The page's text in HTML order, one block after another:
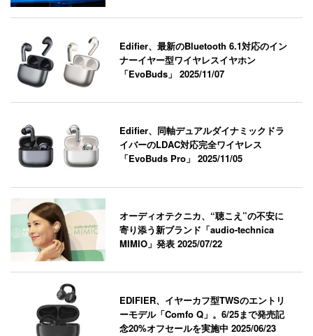
Edifier、最新のBluetooth 6.1対応のイン
ナーイヤー型ワイヤレスイヤホン
「EvoBuds」2025/11/07
Edifier、同軸デュアルダイナミックドラ
イバーのLDAC対応完全ワイヤレス
「EvoBuds Pro」2025/11/05
オーディオテクニカ、“聴こえ”の不安に
寄り添う新ブランド「audio-technica
MIMIO」発表2025/07/22
EDIFIER、イヤーカフ型TWSのエントリ
ーモデル「Comfo Q」。6/25まで発売記
念20%オフセールを実施中2025/06/23